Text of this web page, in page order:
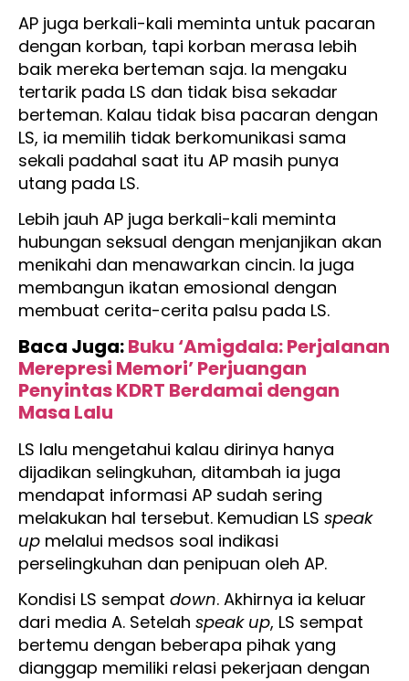
AP juga berkali-kali meminta untuk pacaran
dengan korban, tapi korban merasa lebih
baik mereka berteman saja. Ia mengaku
tertarik pada LS dan tidak bisa sekadar
berteman. Kalau tidak bisa pacaran dengan
LS, ia memilih tidak berkomunikasi sama
sekali padahal saat itu AP masih punya
utang pada LS.
Lebih jauh AP juga berkali-kali meminta
hubungan seksual dengan menjanjikan akan
menikahi dan menawarkan cincin. Ia juga
membangun ikatan emosional dengan
membuat cerita-cerita palsu pada LS.
Baca Juga:Buku ‘Amigdala: Perjalanan
Merepresi Memori’ Perjuangan
Penyintas KDRT Berdamai dengan
Masa Lalu
LS lalu mengetahui kalau dirinya hanya
dijadikan selingkuhan, ditambah ia juga
mendapat informasi AP sudah sering
melakukan hal tersebut. Kemudian LS speak
up melalui medsos soal indikasi
perselingkuhan dan penipuan oleh AP.
Kondisi LS sempat down. Akhirnya ia keluar
dari media A. Setelah speak up, LS sempat
bertemu dengan beberapa pihak yang
dianggap memiliki relasi pekerjaan dengan